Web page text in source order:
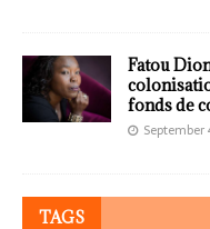
Fatou
fonds de
September
TAGS